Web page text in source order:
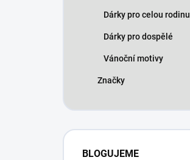
Dárky pro celou rodinu
Dárky pro dospělé
Vánoční motivy
Značky
BLOGUJEME